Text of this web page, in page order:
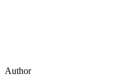
Author